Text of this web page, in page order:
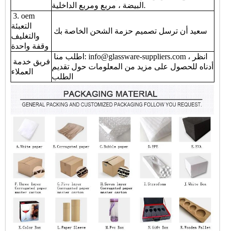
البيضة ، مربع ومربع الداخلية.
3. oem
التعبئة
والتغليف
وقفة واحدة
سعيد أن ترسل تصميم حزمة الشحن الخاصة بك
العملاء
أدناه للحصول على مزيد من المعلومات حول تقديم
الطلب